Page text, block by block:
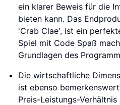
ein klarer Beweis für die
bieten kann. Das
'Crab Clae', ist ein
Spiel mit Code Spaß
Grundlagen des
Die wirtschaftliche
ist ebenso
Preis-Leistungs-